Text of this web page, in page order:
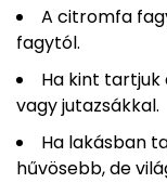
A citromfa
fagytól.
Ha kint
vagy jutazsákkal.
Ha lakásban
hűvösebb, de